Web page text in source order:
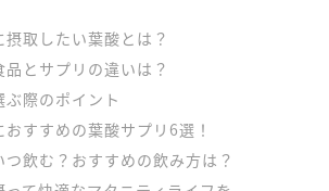
取したい葉酸とは？
とサプリの違いは？
際のポイント
すすめの葉酸サプリ6選！
飲む？おすすめの飲み方は？